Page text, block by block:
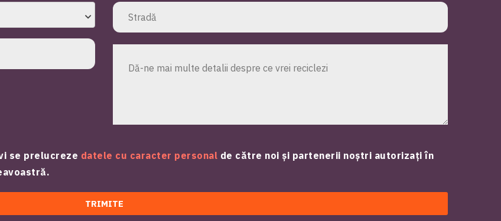
se prelucreze datele cu caracter personal de către noi și partenerii noștri autorizați în